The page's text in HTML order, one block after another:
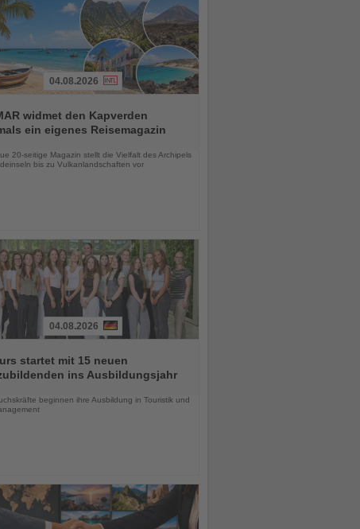
04.08.2026
widmet den Kapverden
ein eigenes Reisemagazin
20-seitige Magazin stellt die Vielfalt des Archipels
bis zu Vulkanlandschaften vor
04.08.2026
startet mit 15 neuen
ins Ausbildungsjahr
beginnen ihre Ausbildung in Touristik und